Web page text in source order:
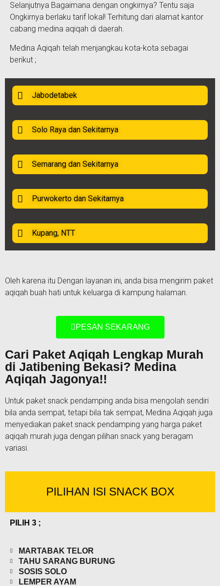
Selanjutnya Bagaimana dengan ongkirnya? Tentu saja
Ongkirnya berlaku tarif lokal! Terhitung dari alamat kantor
cabang medina aqiqah di daerah.
Medina Aqiqah telah menjangkau kota-kota sebagai
berikut ;
Jabodetabek
Solo Raya dan Sekitarnya
Semarang dan Sekitarnya
Purwokerto dan Sekitarnya
Kupang, NTT
Oleh karena itu Dengan layanan ini, anda bisa mengirim paket
aqiqah buah hati untuk keluarga di kampung halaman.
PESAN SEKARANG
Cari Paket Aqiqah Lengkap Murah
di Jatibening Bekasi? Medina
Aqiqah Jagonya!!
Untuk paket snack pendamping anda bisa mengolah sendiri
bila anda sempat, tetapi bila tak sempat, Medina Aqiqah juga
menyediakan paket snack pendamping yang harga paket
aqiqah murah juga dengan pilihan snack yang beragam
variasi.
PILIHAN ISI SNACK BOX
PILIH 3 ;
MARTABAK TELOR
TAHU SARANG BURUNG
SOSIS SOLO
LEMPER AYAM